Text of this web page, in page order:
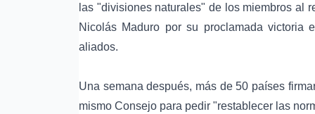
las "divisiones naturales" de los miembros al
Nicolás Maduro por su proclamada victoria
aliados.
Una semana después, más de 50 países
mismo Consejo para pedir "restablecer las